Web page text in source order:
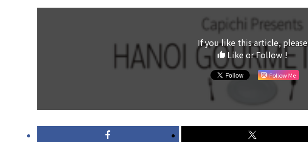
If you like this article, please
Like or Follow !
Follow Me